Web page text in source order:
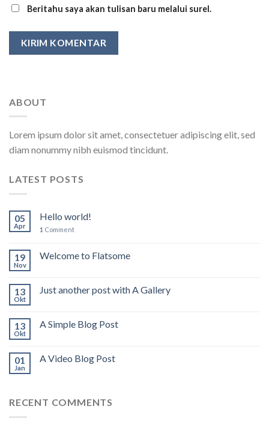
Beritahu saya akan tulisan baru melalui surel.
ABOUT
Lorem ipsum dolor sit amet, consectetuer adipiscing elit, sed
diam nonummy nibh euismod tincidunt.
LATEST POSTS
05
Apr
Hello world!
1 Comment
19
Nov
Welcome to Flatsome
13
Okt
Just another post with A Gallery
13
Okt
A Simple Blog Post
01
Jan
A Video Blog Post
RECENT COMMENTS